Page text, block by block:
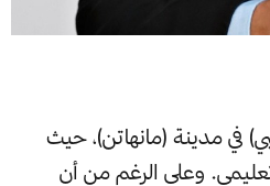
في مدينة (مانهاتن)، حيث
وعلى الرغم من أن